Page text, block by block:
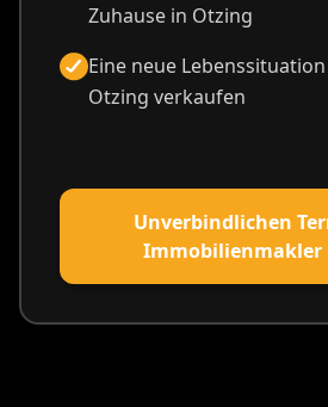
Zuhause in Otzing
Eine neue
Otzing verkaufen
Unverbindlichen
Immobilienmakler
vereinbaren